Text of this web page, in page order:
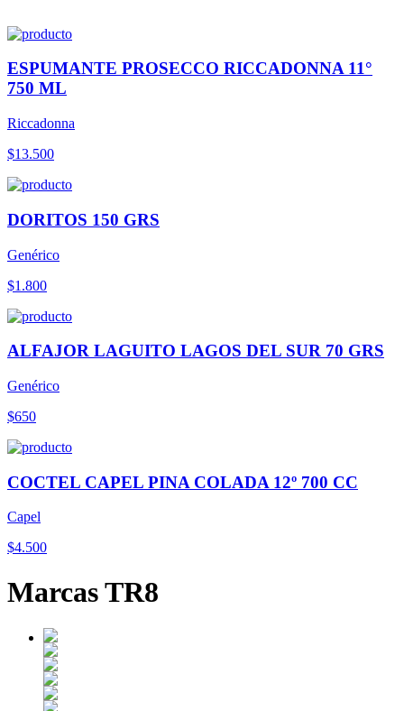
ESPUMANTE PROSECCO RICCADONNA 11°
750 ML
Riccadonna
$13.500
DORITOS 150 GRS
Genérico
$1.800
ALFAJOR LAGUITO LAGOS DEL SUR 70 GRS
Genérico
$650
COCTEL CAPEL PINA COLADA 12º 700 CC
Capel
$4.500
Marcas TR8